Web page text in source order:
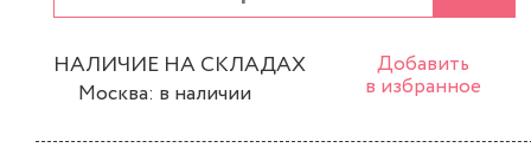
НАЛИЧИЕ НА СКЛАДАХ
Москва: в наличии
Добавить
в избранное